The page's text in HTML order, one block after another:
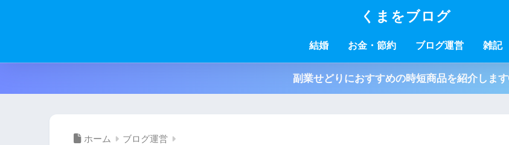
くまをブログ
結婚 お金・節約 ブログ運営 雑記
副業せどりにおすすめの時短商品を紹介します
ホーム ブログ運営